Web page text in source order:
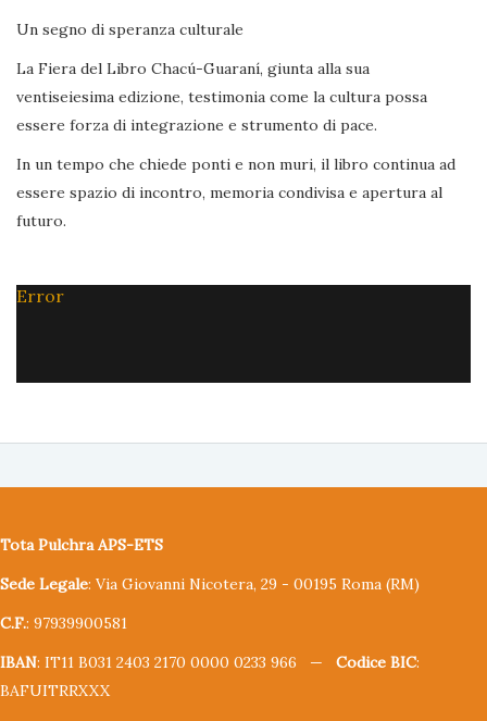
Un segno di speranza culturale
La Fiera del Libro Chacú-Guaraní, giunta alla sua
ventiseiesima edizione, testimonia come la cultura possa
essere forza di integrazione e strumento di pace.
In un tempo che chiede ponti e non muri, il libro continua ad
essere spazio di incontro, memoria condivisa e apertura al
futuro.
Error
Tota Pulchra APS-ETS
Sede Legale: Via Giovanni Nicotera, 29 - 00195 Roma (RM)
C.F.: 97939900581
IBAN: IT11 B031 2403 2170 0000 0233 966 — Codice BIC:
BAFUITRRXXX